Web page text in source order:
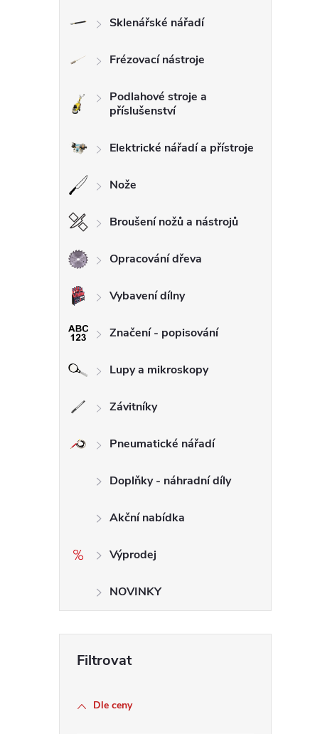
Sklenářské nářadí
Frézovací nástroje
Podlahové stroje a
příslušenství
Elektrické nářadí a přístroje
Nože
Broušení nožů a nástrojů
Opracování dřeva
Vybavení dílny
Značení - popisování
Lupy a mikroskopy
Závitníky
Pneumatické nářadí
Doplňky - náhradní díly
Akční nabídka
Výprodej
NOVINKY
Dle ceny